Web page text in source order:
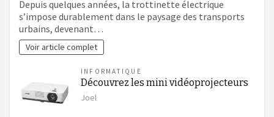
Depuis quelques années, la trottinette électrique
s’impose durablement dans le paysage des transports
urbains, devenant…
Voir article complet
INFORMATIQUE
Découvrez les mini vidéoprojecteurs
Joel